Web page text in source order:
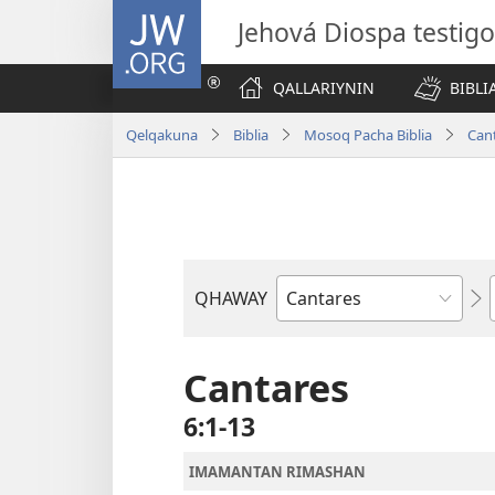
JW.ORG
Jehová Diospa
QALLARIYNIN
Qelqakuna Biblia Mosoq Pacha Biblia
QHAWAY
Libro
Biblia
Cantares
6:1-13
IMAMANTAN RIMASHAN